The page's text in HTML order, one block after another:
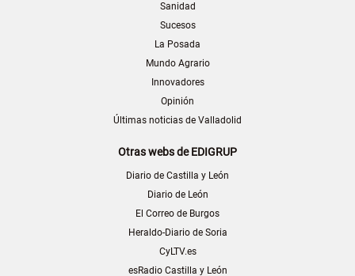
Sanidad
Sucesos
La Posada
Mundo Agrario
Innovadores
Opinión
Últimas noticias de Valladolid
Otras webs de EDIGRUP
Diario de Castilla y León
Diario de León
El Correo de Burgos
Heraldo-Diario de Soria
CyLTV.es
esRadio Castilla y León